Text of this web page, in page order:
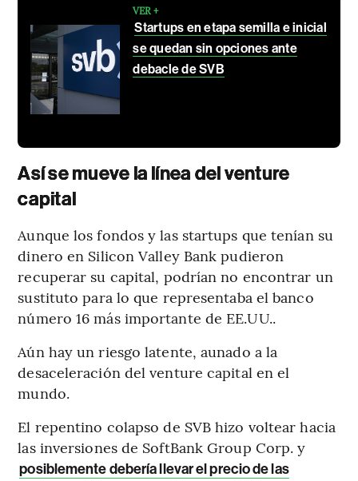
VER +
Startups en etapa semilla e inicial
se quedan sin opciones ante
debacle de SVB
Así se mueve la línea del venture
capital
Aunque los fondos y las startups que tenían su
dinero en Silicon Valley Bank pudieron
recuperar su capital, podrían no encontrar un
sustituto para lo que representaba el banco
número 16 más importante de EE.UU..
Aún hay un riesgo latente, aunado a la
desaceleración del venture capital en el
mundo.
El repentino colapso de SVB hizo voltear hacia
las inversiones de SoftBank Group Corp. y
posiblemente debería llevar el precio de las